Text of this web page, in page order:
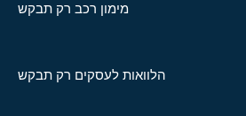
מימון רכב רק תבקש
הלוואות לעסקים רק תבקש